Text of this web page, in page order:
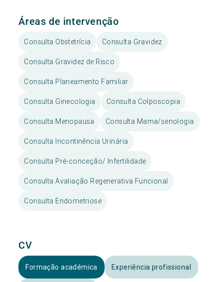
Áreas de intervenção
Consulta Obstetrícia Consulta Gravidez
Consulta Gravidez de Risco
Consulta Planeamento Familiar
Consulta Ginecologia Consulta Colposcopia
Consulta Menopausa Consulta Mama/senologia
Consulta Incontinência Urinária
Consulta Pré-conceção/ Infertilidade
Consulta Avaliação Regenerativa Funcional
Consulta Endometriose
CV
Formação académica Experiência profissional